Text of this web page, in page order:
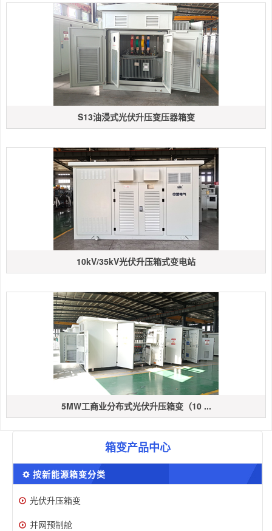
S13油浸式光伏升压变压器箱变
10kV/35kV光伏升压箱式变电站
5MW工商业分布式光伏升压箱变（10 ...
箱变产品中心
按新能源箱变分类
光伏升压箱变
并网预制舱